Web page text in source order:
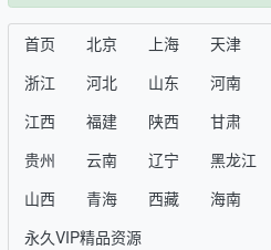
首页 北京 上海 天津
浙江
河北 山东 河南
江西
福建 陕西 甘肃
贵州
云南 辽宁 黑龙江
山西
青海 西藏 海南
永久VIP精品资源